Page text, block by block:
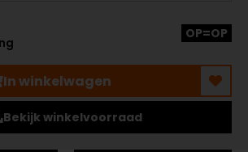
OP=OP
In winkelwagen
Bekijk winkelvoorraad